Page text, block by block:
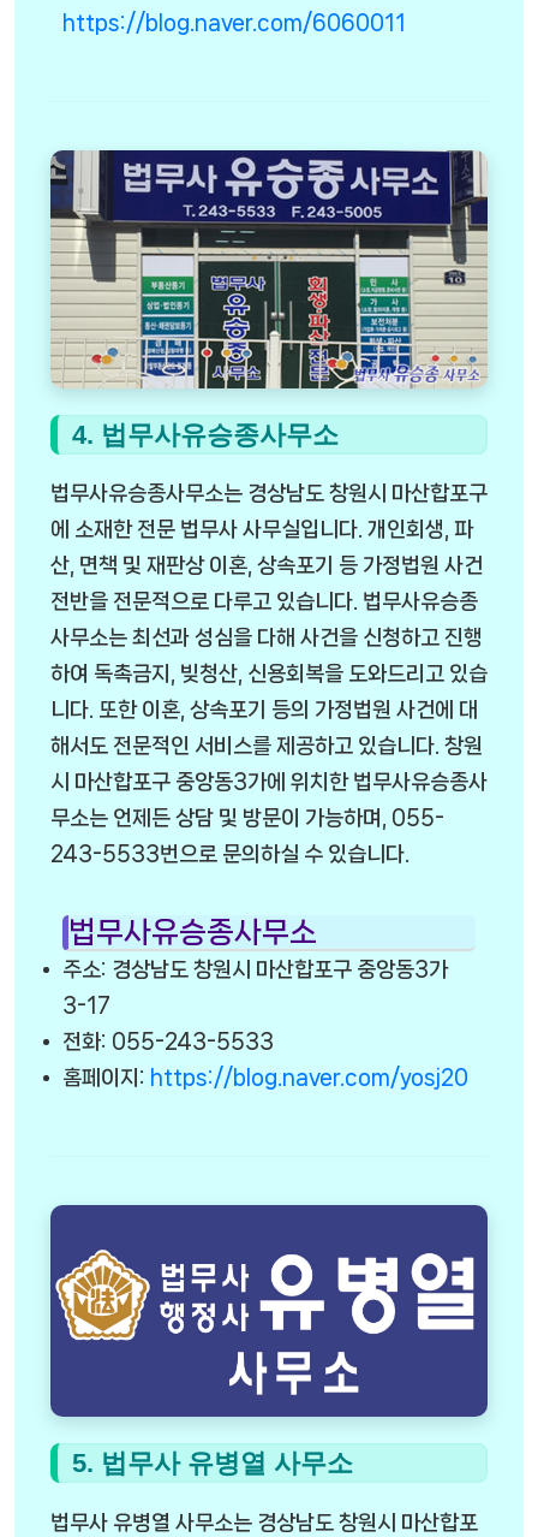
https://blog.naver.com/6060011
4. 법무사유승종사무소
법무사유승종사무소는 경상남도 창원시 마산합포구
에 소재한 전문 법무사 사무실입니다. 개인회생, 파
산, 면책 및 재판상 이혼, 상속포기 등 가정법원 사건
전반을 전문적으로 다루고 있습니다. 법무사유승종
사무소는 최선과 성심을 다해 사건을 신청하고 진행
하여 독촉금지, 빚청산, 신용회복을 도와드리고 있습
니다. 또한 이혼, 상속포기 등의 가정법원 사건에 대
해서도 전문적인 서비스를 제공하고 있습니다. 창원
시 마산합포구 중앙동3가에 위치한 법무사유승종사
무소는 언제든 상담 및 방문이 가능하며, 055-
243-5533번으로 문의하실 수 있습니다.
법무사유승종사무소
주소: 경상남도 창원시 마산합포구 중앙동3가
3-17
전화: 055-243-5533
홈페이지: https://blog.naver.com/yosj20
5. 법무사 유병열 사무소
법무사 유병열 사무소는 경상남도 창원시 마산합포